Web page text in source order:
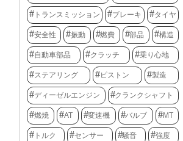
トランスミッション ブレーキ タイヤ
安全性 振動 燃費 部品 構造
自動車部品 クラッチ 乗り心地
ステアリング ピストン 製造
ディーゼルエンジン クランクシャフト
燃焼 AT 変速機 バルブ MT
トルク センサー 騒音 強度